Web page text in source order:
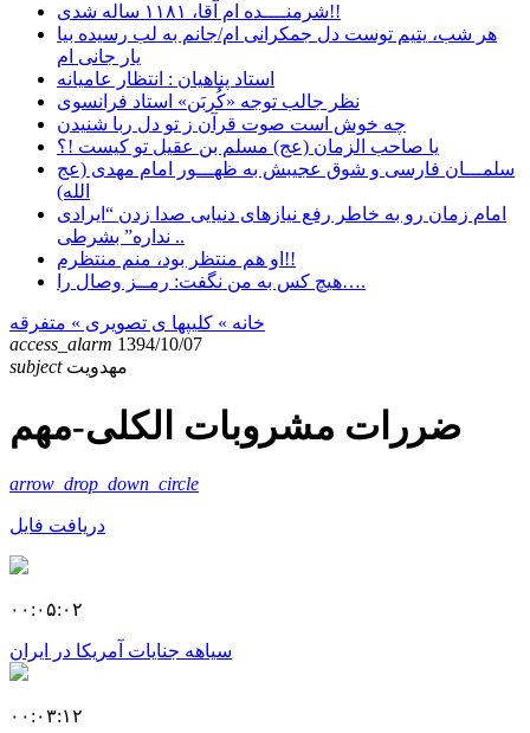
شرمنــــده ام آقا، ۱۱۸۱ ساله شدی!!
هر شب، یتیم توست دل جمکرانی ام/جانم به لب رسیده بیا
یار جانی ام
استاد پناهیان : انتظار عامیانه
نظر جالب توجه «کُربَن» استاد فرانسوی
چه خوش است صوت قرآن ز تو دل ربا شنیدن
یا صاحب الزمان (عج) مسلم بن عقیل تو کیست !؟
سلمـــان فارسی و شوق عجیبش به ظهـــور امام مهدی (عج
الله)
امام زمان رو به خاطر رفع نیازهای دنیایی صدا زدن “ایرادی
نداره” بشرطی ..
او هم منتظر بود، منم منتظرم!!
هیچ کس به من نگفت: رمــز وصال را….
خانه » کلیپها ی تصویری » متفرقه
access_alarm 1394/10/07
subject مهدویت
ضررات مشروبات الکلی-مهم
arrow_drop_down_circle
دریافت فایل
۰۰:۰۵:۰۲
سیاهه جنایات آمریکا در ایران
۰۰:۰۳:۱۲